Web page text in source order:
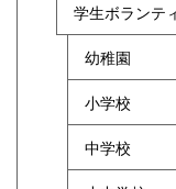
学生ボランテ
幼稚園
小学校
中学校